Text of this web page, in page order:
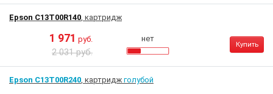
Epson C13T00R140, картридж
1 971 руб.
2 031 руб.
нет
Купить
Epson C13T00R240, картридж голубой